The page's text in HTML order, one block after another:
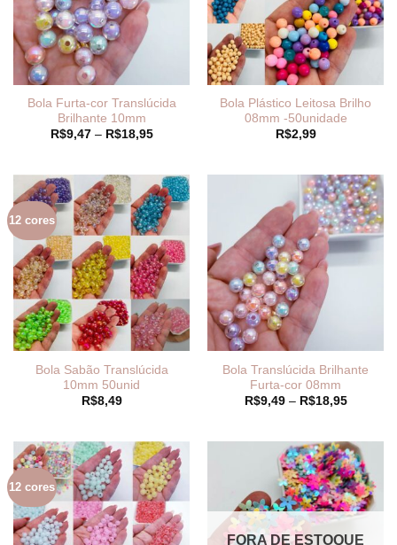
Bola Furta-cor Translúcida
Brilhante 10mm
R$9,47 – R$18,95Faixa
através
R$18,95
Bola Plástico Leitosa Brilho
08mm -50unidade
R$2,99
12 cores
Bola Sabão Translúcida
10mm 50unid
R$8,49
Bola Translúcida Brilhante
Furta-cor 08mm
R$9,49 – R$18,95Faixa
através
R$18,95
12 cores
FORA DE ESTOQUE